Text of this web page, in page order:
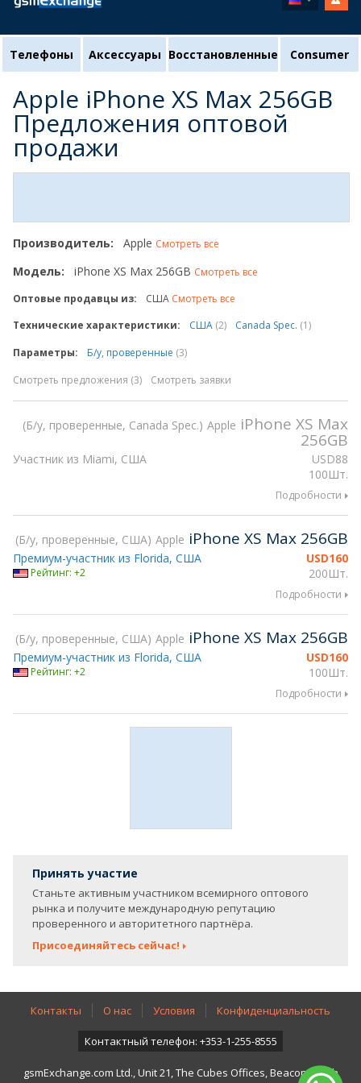
Телефоны Аксессуары Восстановленные Consumer
Apple iPhone XS Max 256GB
Предложения оптовой
продажи
Производитель: Apple Смотреть все
Модель: iPhone XS Max 256GB Смотреть все
Оптовые продавцы из:
США Смотреть все
Технические характеристики:
США (2) Canada Spec. (1)
Параметры:
Б/у, проверенные (3)
Смотреть предложения (3)
Смотреть заявки
Б/у, проверенные, Canada Spec. Apple iPhone XS Max
256GB
USD88
100Шт.
Участник из Miami, США
Подробности
Б/у, проверенные, США Apple iPhone XS Max 256GB
USD160
200Шт.
Премиум-участник из Florida, США
Рейтинг: +2
Подробности
Б/у, проверенные, США Apple iPhone XS Max 256GB
USD160
100Шт.
Премиум-участник из Florida, США
Рейтинг: +2
Подробности
Принять участие
Станьте активным участником всемирного оптового
рынка и получите международную репутацию
проверенного и авторитетного партнёра.
Присоединяйтесь сейчас!
Контакты О нас Условия Конфиденциальность
Контактный телефон: +353-1-255-8555
gsmExchange.com Ltd., Unit 21, The Cubes Offices, Beacon South